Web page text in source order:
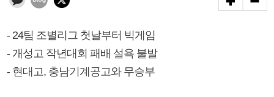
- 24팀 조별리그 첫날부터 빅게임
- 개성고 작년대회 패배 설욕 불발
- 현대고, 충남기계공고와 무승부